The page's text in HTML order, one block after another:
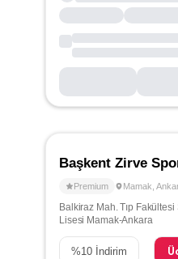
Başkent Zirve
Premium Mamak
Balkiraz Mah. Tıp
Lisesi Mamak-Ankara
%10 İndirim